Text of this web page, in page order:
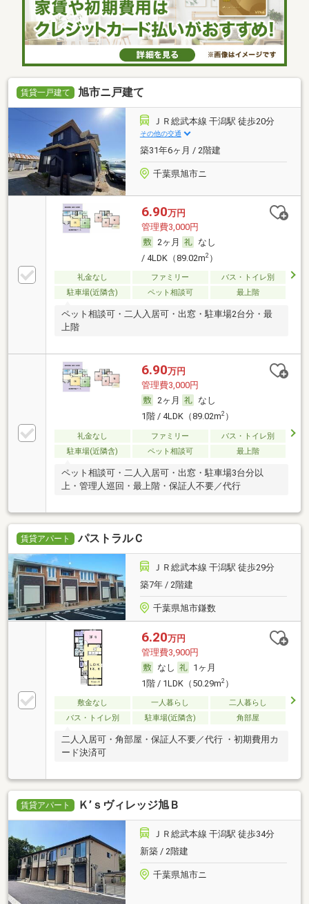
賃貸一戸建て 旭市ニ戸建て
ＪＲ総武本線 干潟駅 徒歩20分
その他の交通
築31年6ヶ月 / 2階建
千葉県旭市ニ
6.90万円
管理費3,000円
2ヶ月
なし
/ 4LDK（89.02m2）
礼金なし ファミリー
バス・トイレ別
駐車場(近隣含)
ペット相談可 最上階
ペット相談可・二人入居可・出窓・駐車場2台分・最
上階
6.90万円
管理費3,000円
2ヶ月
なし
1階 / 4LDK（89.02m2）
礼金なし ファミリー
バス・トイレ別
駐車場(近隣含)
ペット相談可 最上階
ペット相談可・二人入居可・出窓・駐車場3台分以
上・管理人巡回・最上階・保証人不要／代行
賃貸アパート パストラルＣ
ＪＲ総武本線 干潟駅 徒歩29分
築7年 / 2階建
千葉県旭市鎌数
6.20万円
管理費3,900円
なし
1ヶ月
1階 / 1LDK（50.29m2）
敷金なし 一人暮らし
二人暮らし
バス・トイレ別
駐車場(近隣含) 角部屋
二人入居可・角部屋・保証人不要／代行 ・初期費用カ
ード決済可
賃貸アパート Ｋ’ｓヴィレッジ旭Ｂ
ＪＲ総武本線 干潟駅 徒歩34分
新築 / 2階建
千葉県旭市ニ